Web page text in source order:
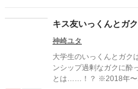
キス友いっくんとガク
神崎ユタ
大学生のいっくんとガク
ンシップ過剰なガクに酔
とは……！？